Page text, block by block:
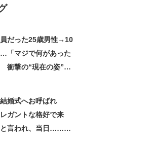
だった25歳男性→10
「マジで何があった
衝撃の“現在の姿”が
婚式へお呼ばれ
ガントな格好で来
言われ、当日……ま